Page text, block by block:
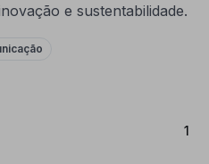
e sustentabilidade.
1